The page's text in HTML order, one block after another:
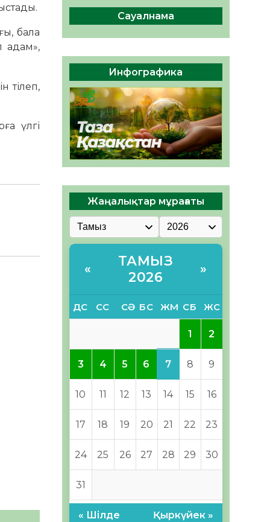
бала
адам»,
тілеп,
үлгі
беруге дайын
ӘРБІР ДАУЫС – ҚОҒАМ
ДАМУЫНА ҚОСЫЛҒАН
ҮЛЕС
05.08.2026
36 0
Сауалнама
Инфографика
Жаңалықтар мұрағаты
«
ТАМЫЗ
2026
»
ДС СС СӘ БС ЖМ СБ ЖС
1 2
3 4 5 6 7 8 9
10 11 12 13 14 15 16
17 18 19 20 21 22 23
24 25 26 27 28 29 30
31
« Шілде Қыркүйек »